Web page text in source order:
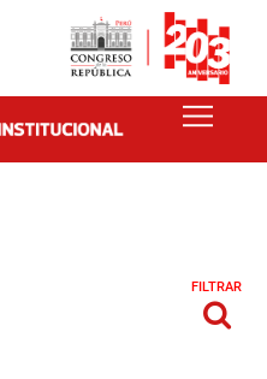
FILTRAR